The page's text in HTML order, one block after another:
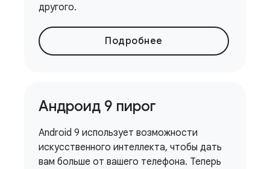
другого.
Подробнее
Андроид 9 пирог
Android 9 использует возможности
искусственного интеллекта, чтобы дать
вам больше от вашего телефона. Теперь